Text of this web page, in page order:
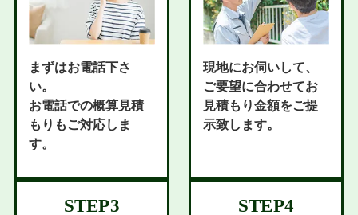
まずはお電話下さ
い。
お電話での概算見積
もりもご対応しま
す。
現地にお伺いして、
ご要望に合わせてお
見積もり金額をご提
示致します。